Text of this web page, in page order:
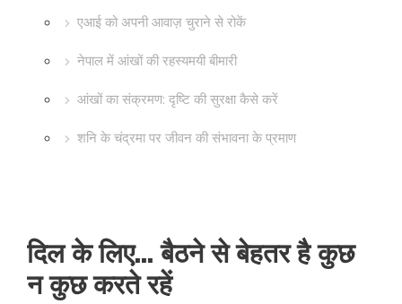
एआई को अपनी आवाज़ चुराने से रोकें
नेपाल में आंखों की रहस्यमयी बीमारी
आंखों का संक्रमण: दृष्टि की सुरक्षा कैसे करें
शनि के चंद्रमा पर जीवन की संभावना के प्रमाण
दिल के लिए... बैठने से बेहतर है कुछ
न कुछ करते रहें